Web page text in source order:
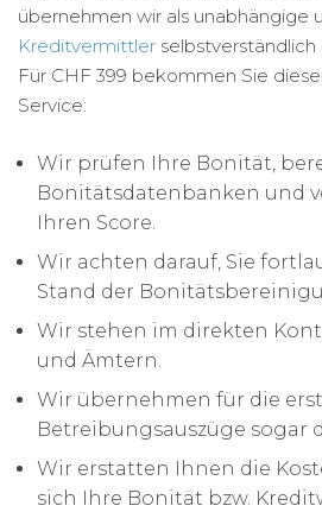
übernehmen wir als unabhängige
Kreditvermittler
Für CHF 399 bekommen Sie
Service:
Wir prüfen Ihre Bonität,
Bonitätsdatenbanken und
Ihren Score.
Wir achten darauf, Sie
Stand der
Wir stehen im direkten
und Ämtern.
Wir übernehmen für die
Betreibungsauszüge sogar
Wir erstatten Ihnen die
sich Ihre Bonität bzw.